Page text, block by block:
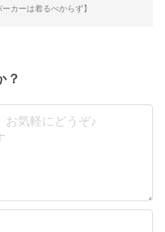
カーは着るべからず】
？